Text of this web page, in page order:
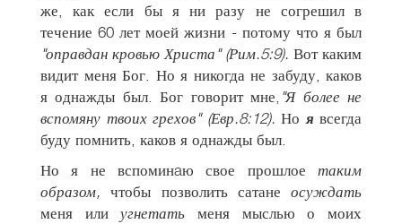
же, как если бы я ни разу не согрешил в
течение 60 лет моей жизни - потому что я был
"оправдан кровью Христа" (Рим.5:9). Вот каким
видит меня Бог. Но я никогда не забуду, каков
я однажды был. Бог говорит мне, "Я более не
вспомяну твоих грехов" (Евр.8:12). Но я всегда
буду помнить, каков я однажды был.
Но я не вспоминaю свое прошлое таким
образом,чтобы позволить сатане осуждать
меня илиугнетатьменя мыслью о моих